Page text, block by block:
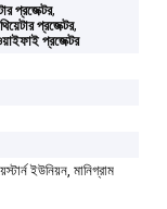
প্রজেক্টর,
প্রজেক্টর,
প্রজেক্টর
ইউনিয়ন, মানিগ্রাম